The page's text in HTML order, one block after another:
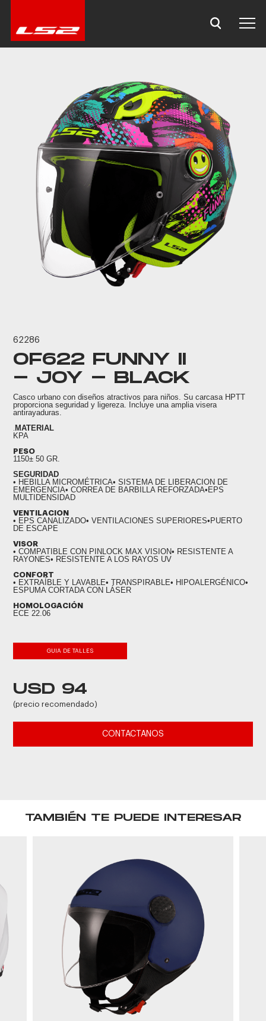
62286
OF622 FUNNY II
- JOY - BLACK
Casco urbano con diseños atractivos para niños. Su carcasa HPTT
proporciona seguridad y ligereza. Incluye una amplia visera
antirayaduras.
MATERIAL
KPA
PESO
1150± 50 GR.
SEGURIDAD
• HEBILLA MICROMÉTRICA• SISTEMA DE LIBERACION DE
EMERGENCIA• CORREA DE BARBILLA REFORZADA•EPS
MULTIDENSIDAD
VENTILACION
• EPS CANALIZADO• VENTILACIONES SUPERIORES•PUERTO
DE ESCAPE
VISOR
• COMPATIBLE CON PINLOCK MAX VISION• RESISTENTE A
RAYONES• RESISTENTE A LOS RAYOS UV
CONFORT
• EXTRAÍBLE Y LAVABLE• TRANSPIRABLE• HIPOALERGÉNICO•
ESPUMA CORTADA CON LÁSER
HOMOLOGACIÓN
ECE 22.06
GUIA DE TALLES
USD 94
(precio recomendado)
CONTACTANOS
TAMBIÉN TE PUEDE INTERESAR